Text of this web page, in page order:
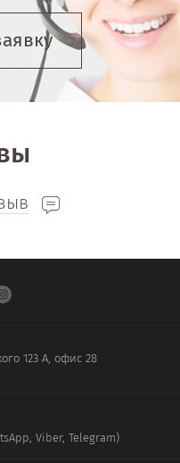
123 А, офис 28
Viber, Telegram)